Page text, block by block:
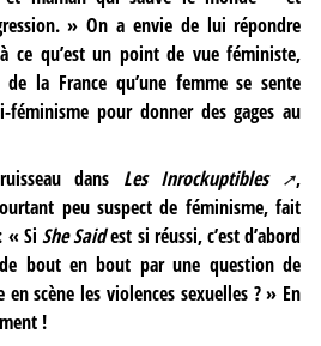
» On a envie de lui répondre
ce qu’est un point de vue féministe,
la France qu’une femme se sente
féminisme pour donner des gages au
dans Les Inrockuptibles
,
peu suspect de féminisme, fait
« Si She Saidest si réussi, c’est d’abord
bout en bout par une question de
scène les violences sexuelles ? » En
!